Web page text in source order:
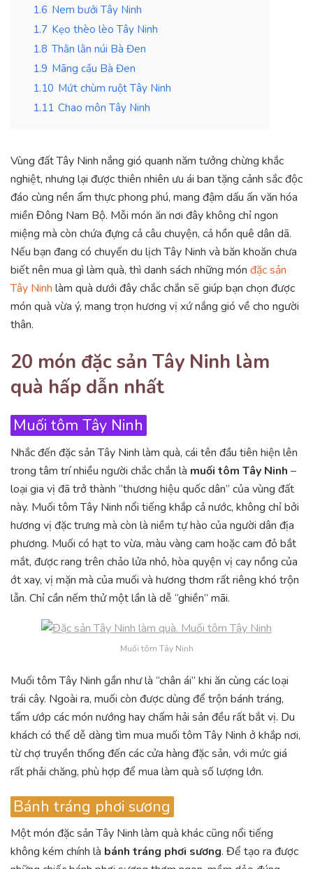
1.6 Nem bưởi Tây Ninh
1.7 Kẹo thèo lèo Tây Ninh
1.8 Thằn lằn núi Bà Đen
1.9 Mãng cầu Bà Đen
1.10 Mứt chùm ruột Tây Ninh
1.11 Chao môn Tây Ninh
Vùng đất Tây Ninh nắng gió quanh năm tưởng chừng khắc
nghiệt, nhưng lại được thiên nhiên ưu ái ban tặng cảnh sắc độc
đáo cùng nền ẩm thực phong phú, mang đậm dấu ấn văn hóa
miền Đông Nam Bộ. Mỗi món ăn nơi đây không chỉ ngon
miệng mà còn chứa đựng cả câu chuyện, cả hồn quê dân dã.
Nếu bạn đang có chuyến du lịch Tây Ninh và băn khoăn chưa
biết nên mua gì làm quà, thì danh sách những món đặc sản
Tây Ninh làm quà dưới đây chắc chắn sẽ giúp bạn chọn được
món quà vừa ý, mang trọn hương vị xứ nắng gió về cho người
thân.
20 món đặc sản Tây Ninh làm
quà hấp dẫn nhất
Muối tôm Tây Ninh
Nhắc đến đặc sản Tây Ninh làm quà, cái tên đầu tiên hiện lên
trong tâm trí nhiều người chắc chắn là muối tôm Tây Ninh –
loại gia vị đã trở thành “thương hiệu quốc dân” của vùng đất
này. Muối tôm Tây Ninh nổi tiếng khắp cả nước, không chỉ bởi
hương vị đặc trưng mà còn là niềm tự hào của người dân địa
phương. Muối có hạt to vừa, màu vàng cam hoặc cam đỏ bắt
mắt, được rang trên chảo lửa nhỏ, hòa quyện vị cay nồng của
ớt xay, vị mặn mà của muối và hương thơm rất riêng khó trộn
lẫn. Chỉ cần nếm thử một lần là dễ “ghiền” mãi.
Muối tôm Tây Ninh
Muối tôm Tây Ninh gần như là “chân ái” khi ăn cùng các loại
trái cây. Ngoài ra, muối còn được dùng để trộn bánh tráng,
tẩm ướp các món nướng hay chấm hải sản đều rất bắt vị. Du
khách có thể dễ dàng tìm mua muối tôm Tây Ninh ở khắp nơi,
từ chợ truyền thống đến các cửa hàng đặc sản, với mức giá
rất phải chăng, phù hợp để mua làm quà số lượng lớn.
Bánh tráng phơi sương
Một món đặc sản Tây Ninh làm quà khác cũng nổi tiếng
không kém chính là bánh tráng phơi sương. Để tạo ra được